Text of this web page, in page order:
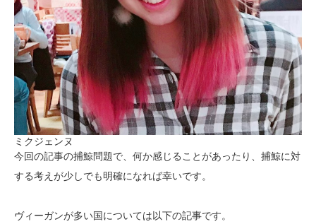
ミクジェンヌ
今回の記事の捕鯨問題で、何か感じることがあったり、捕鯨に対
する考えが少しでも明確になれば幸いです。
ヴィーガンが多い国については以下の記事です。